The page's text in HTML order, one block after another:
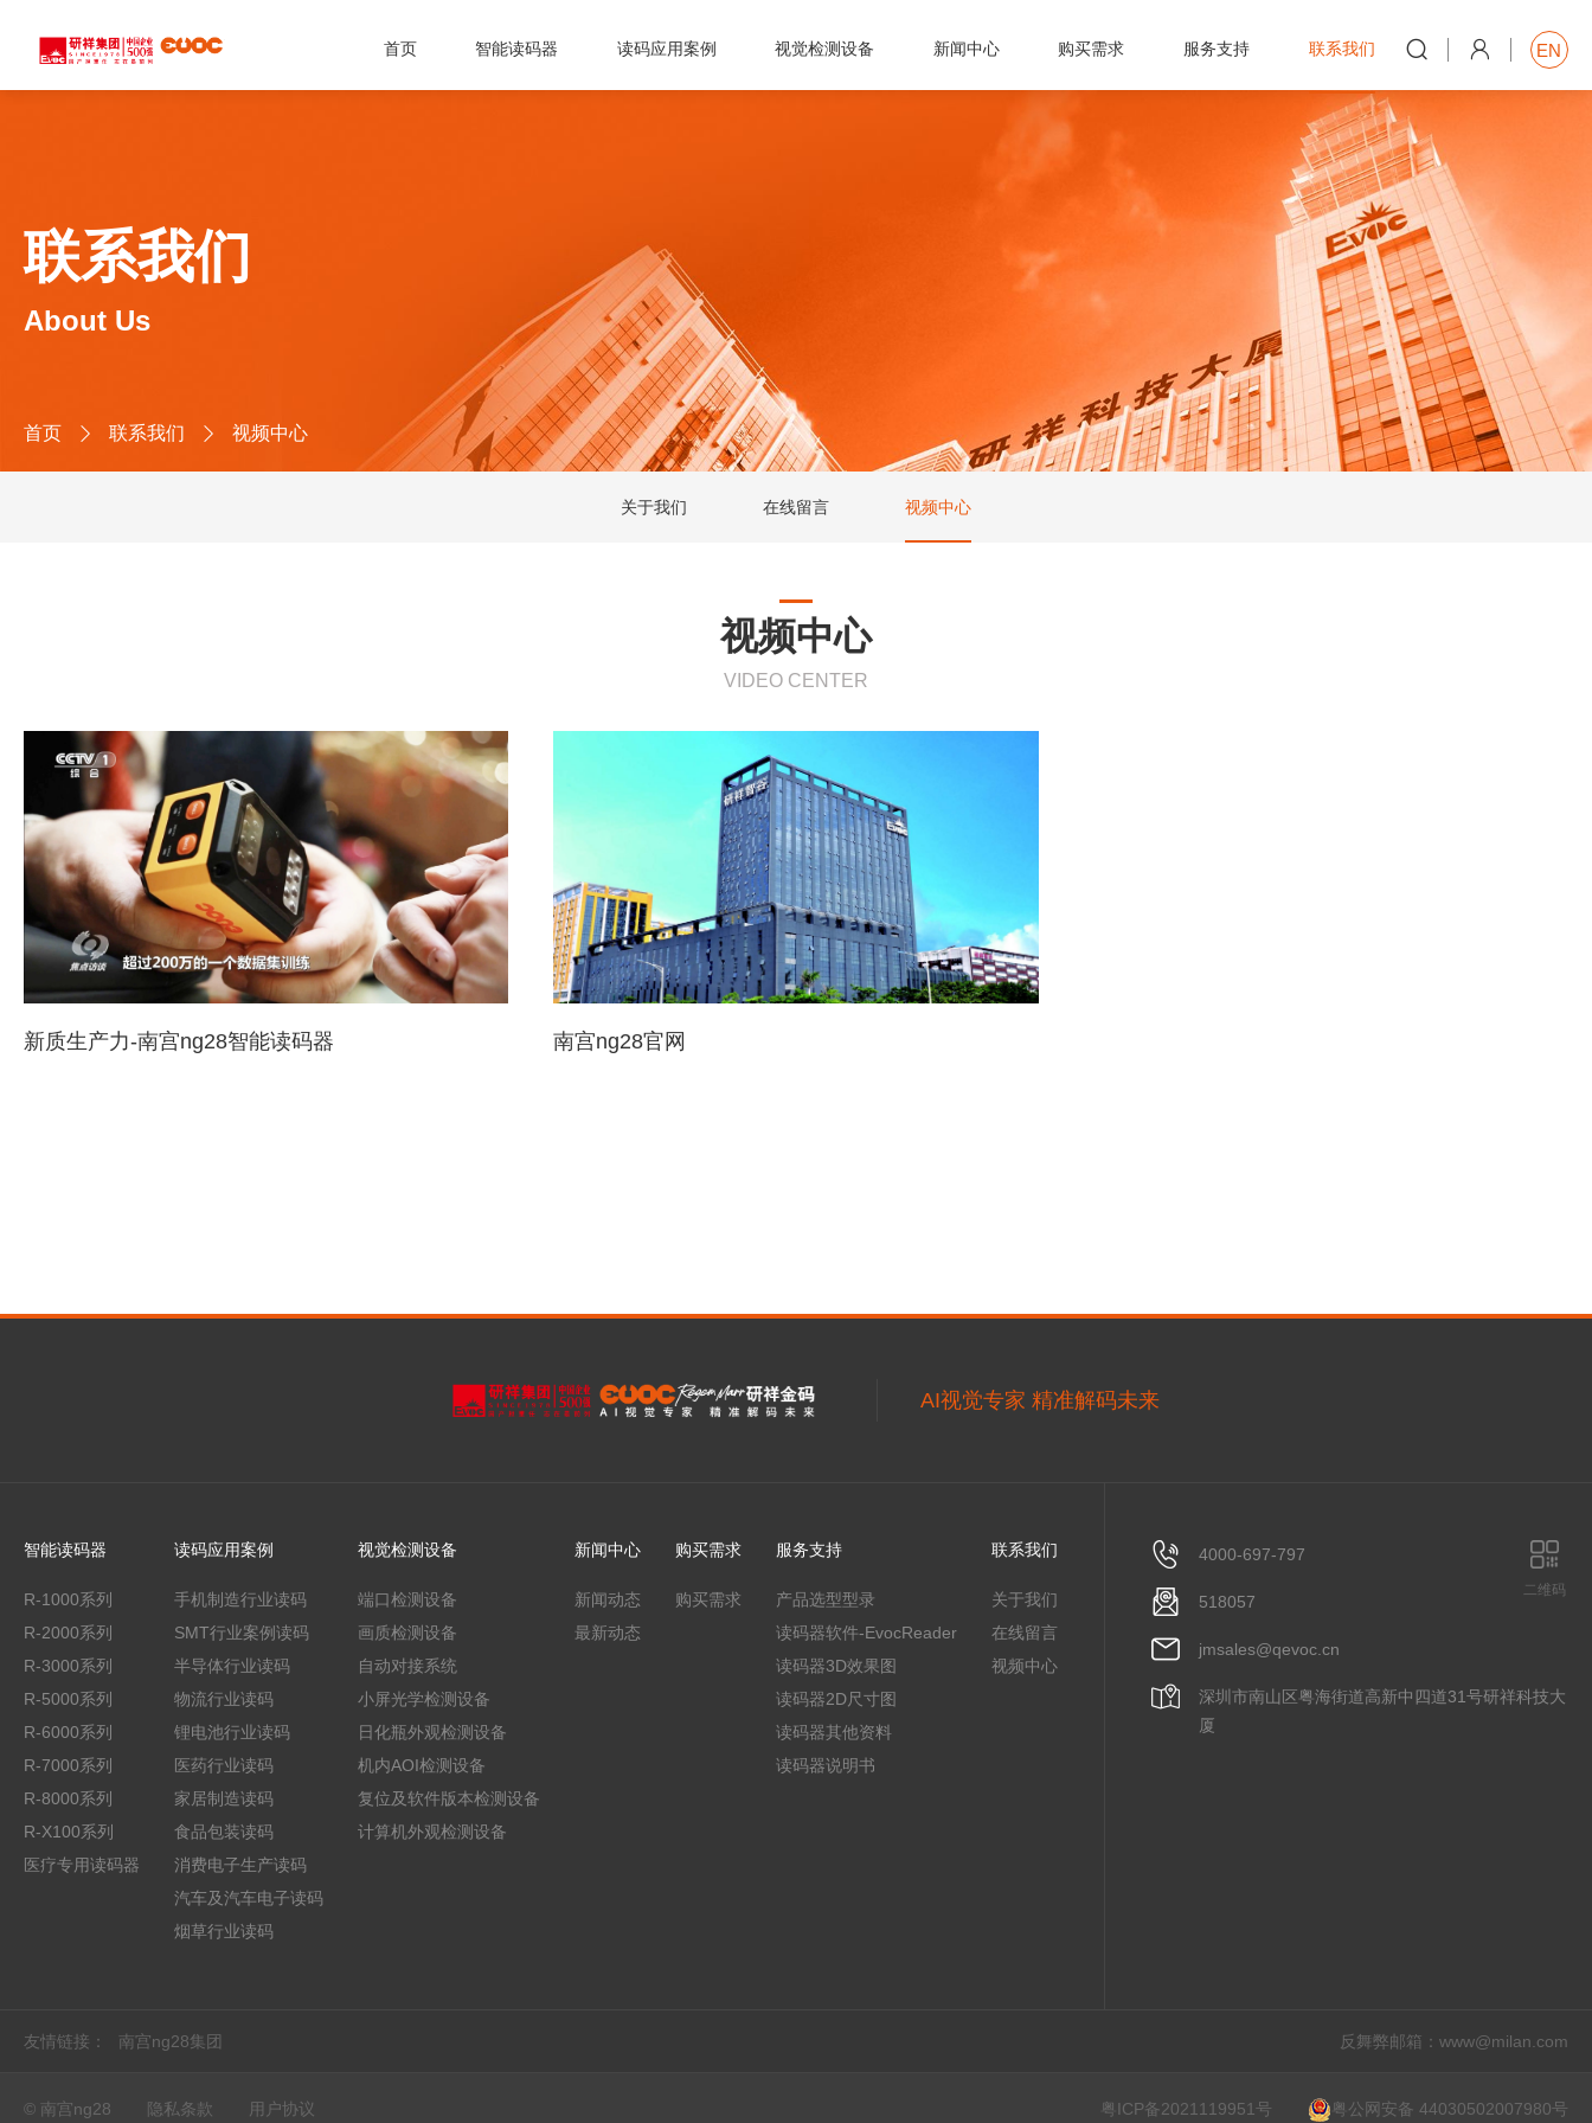
首页 智能读码器 读码应用案例 视觉检测设备 新闻中心 购买需求 服务支持 联系我们

 EN
联系我们
About Us
首页  联系我们  视频中心
关于我们 在线留言 视频中心
视频中心
VIDEO CENTER
新质生产力-南宫ng28智能读码器 南宫ng28官网
AI视觉专家 精准解码未来
智能读码器
R-1000系列
R-2000系列
R-3000系列
R-5000系列
R-6000系列
R-7000系列
R-8000系列
R-X100系列
医疗专用读码器
读码应用案例
手机制造行业读码
SMT行业案例读码
半导体行业读码
物流行业读码
锂电池行业读码
医药行业读码
家居制造读码
食品包装读码
消费电子生产读码
汽车及汽车电子读码
烟草行业读码
视觉检测设备
端口检测设备
画质检测设备
自动对接系统
小屏光学检测设备
日化瓶外观检测设备
机内AOI检测设备
复位及软件版本检测设备
计算机外观检测设备
新闻中心
新闻动态
最新动态
购买需求
购买需求
服务支持
产品选型型录
读码器软件-EvocReader
读码器3D效果图
读码器2D尺寸图
读码器其他资料
读码器说明书
联系我们
关于我们
在线留言
视频中心
4000-697-797
518057
jmsales@qevoc.cn
深圳市南山区粤海街道高新中四道31号研祥科技大
厦
二维码
友情链接： 南宫ng28集团 反舞弊邮箱： www@milan.com
© 南宫ng28 隐私条款 用户协议 粤ICP备2021119951号 粤公网安备 44030502007980号